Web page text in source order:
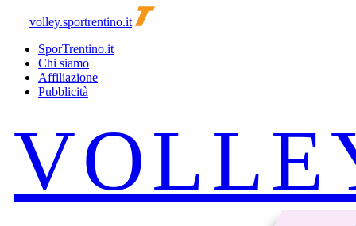
volley.sportrentino.it
SporTrentino.it
Chi siamo
Affiliazione
Pubblicità